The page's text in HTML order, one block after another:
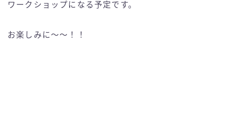
ワークショップになる予定です。
お楽しみに〜〜！！